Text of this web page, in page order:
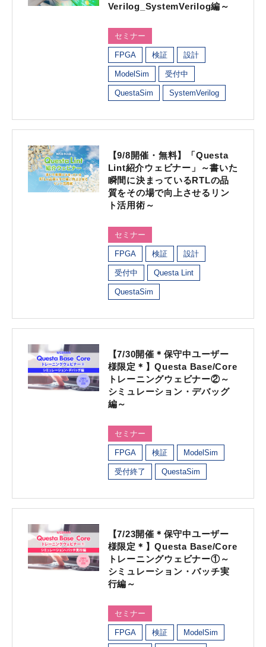
Verilog_SystemVerilog編～
セミナー
FPGA 検証 設計
ModelSim 受付中
QuestaSim SystemVerilog
【9/8開催・無料】「Questa
Lint紹介ウェビナー」～書いた
瞬間に決まっているRTLの品
質をその場で向上させるリン
ト活用術～
セミナー
FPGA 検証 設計
受付中 Questa Lint
QuestaSim
【7/30開催＊保守中ユーザー
様限定＊】Questa Base/Core
トレーニングウェビナー②～
シミュレーション・デバッグ
編～
セミナー
FPGA 検証 ModelSim
受付終了 QuestaSim
【7/23開催＊保守中ユーザー
様限定＊】Questa Base/Core
トレーニングウェビナー①～
シミュレーション・バッチ実
行編～
セミナー
FPGA 検証 ModelSim